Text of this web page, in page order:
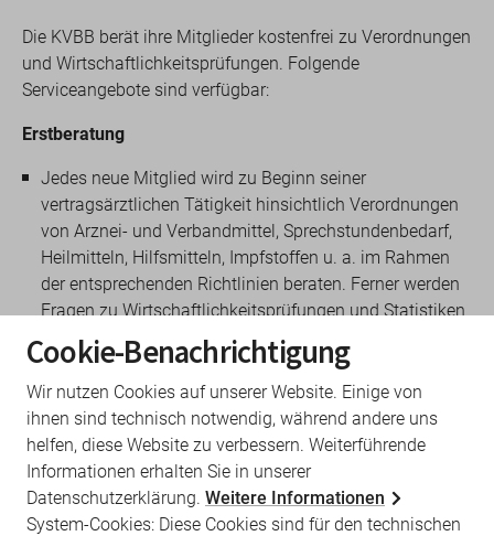
Die KVBB berät ihre Mitglieder kostenfrei zu Verordnungen
und Wirtschaftlichkeitsprüfungen. Folgende
Serviceangebote sind verfügbar:
Erstberatung
Jedes neue Mitglied wird zu Beginn seiner
vertragsärztlichen Tätigkeit hinsichtlich Verordnungen
von Arznei- und Verbandmittel, Sprechstundenbedarf,
Heilmitteln, Hilfsmitteln, Impfstoffen u. a. im Rahmen
der entsprechenden Richtlinien beraten. Ferner werden
Fragen zu Wirtschaftlichkeitsprüfungen und Statistiken
besprochen.
Arztberatungen im Bedarfsfall
Information zum Leistungsrecht der GKV nach
telefonischer oder schriftlicher Anfrage
Arzneimittelberatungen (Wunschberatungen bei
auffälligen Statistiken)
Cookie-Benachrichtigung
Wir nutzen Cookies auf unserer Website. Einige von
ihnen sind technisch notwendig, während andere uns
helfen, diese Website zu verbessern. Weiterführende
Informationen erhalten Sie in unserer
Datenschutzerklärung. Weitere Informationen
System-Cookies: Diese Cookies sind für den technischen